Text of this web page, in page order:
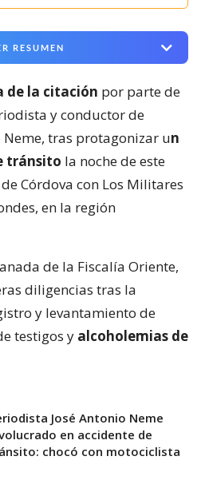
RESUMEN
de la citación por parte de
y conductor de
Neme, tras protagonizar un
tránsito la noche de este
Córdova con Los Militares
en la región
de la Fiscalía Oriente,
diligencias tras la
y levantamiento de
testigos y alcoholemias de
José Antonio Neme
en accidente de
chocó con motociclista